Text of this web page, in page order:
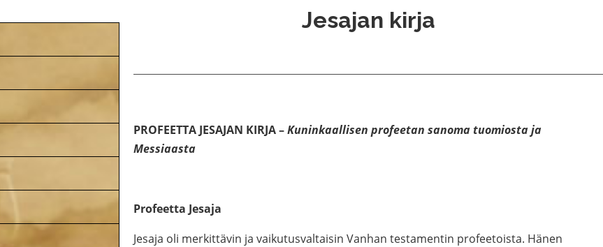
Jesajan kirja
PROFEETTA JESAJAN KIRJA –Kuninkaallisen profeetan sanoma tuomiosta ja
Messiaasta
Profeetta Jesaja
Jesaja oli merkittävin ja vaikutusvaltaisin Vanhan testamentin profeetoista. Hänen